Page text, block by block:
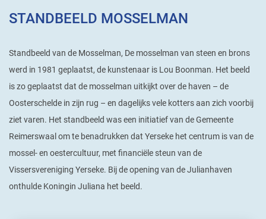
STANDBEELD MOSSELMAN
Standbeeld van de Mosselman, De mosselman van steen en brons
werd in 1981 geplaatst, de kunstenaar is Lou Boonman. Het beeld
is zo geplaatst dat de mosselman uitkijkt over de haven – de
Oosterschelde in zijn rug – en dagelijks vele kotters aan zich voorbij
ziet varen. Het standbeeld was een initiatief van de Gemeente
Reimerswaal om te benadrukken dat Yerseke het centrum is van de
mossel- en oestercultuur, met financiële steun van de
Vissersvereniging Yerseke. Bij de opening van de Julianhaven
onthulde Koningin Juliana het beeld.